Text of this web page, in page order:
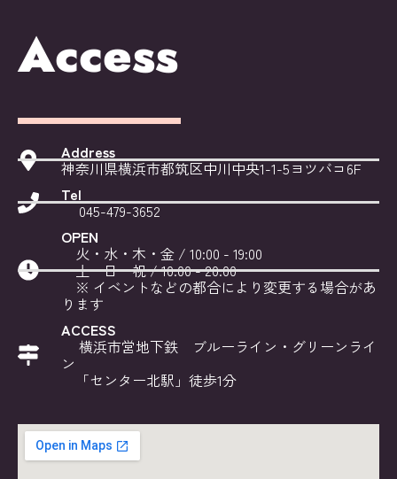
Access
Address
神奈川県横浜市都筑区中川中央1-1-5ヨツバコ6F
Tel
045-479-3652
OPEN
火・水・木・金 / 10:00 - 19:00
土・日・祝 / 10:00 - 20:00
※ イベントなどの都合により変更する場合があ
ります
ACCESS
横浜市営地下鉄 ブルーライン・グリーンライ
ン
「センター北駅」徒歩1分